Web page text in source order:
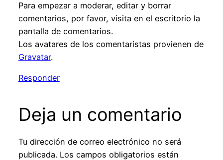
Para empezar a moderar, editar y borrar
comentarios, por favor, visita en el escritorio la
pantalla de comentarios.
Los avatares de los comentaristas provienen de
Gravatar.
Responder
Deja un comentario
Tu dirección de correo electrónico no será
publicada. Los campos obligatorios están